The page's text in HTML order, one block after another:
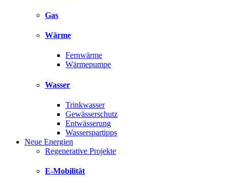
Gas
Wärme
Fernwärme
Wärmepumpe
Wasser
Trinkwasser
Gewässerschutz
Entwässerung
Wasserspartipps
Neue Energien
Regenerative Projekte
E-Mobilität